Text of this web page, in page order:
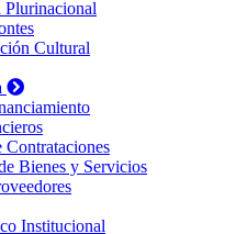
Plurinacional
Cultural
Contrataciones
Bienes y Servicios
Institucional